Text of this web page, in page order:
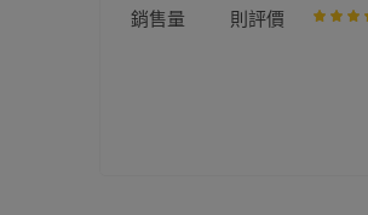
銷售量 則評價